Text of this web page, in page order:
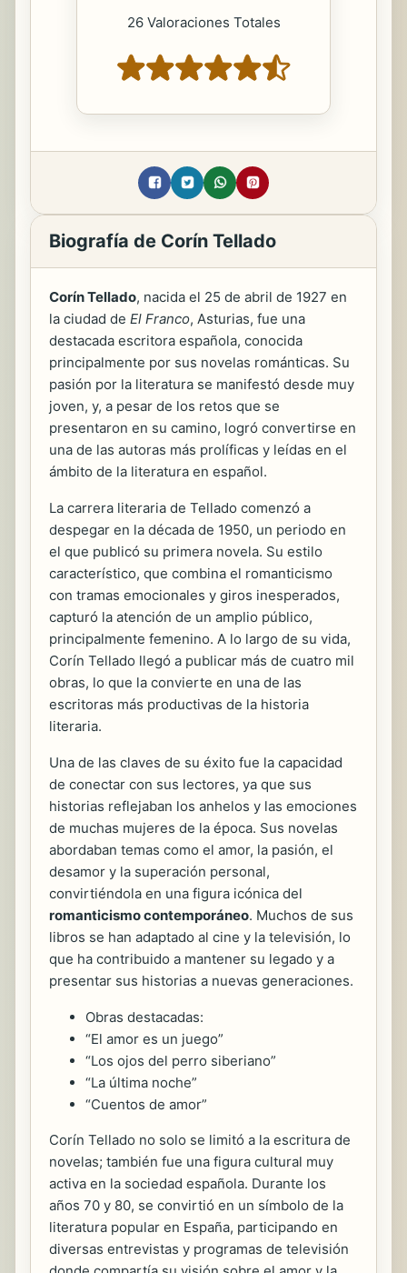
26 Valoraciones Totales
Biografía de Corín Tellado
Corín Tellado, nacida el 25 de abril de 1927 en
la ciudad de El Franco, Asturias, fue una
destacada escritora española, conocida
principalmente por sus novelas románticas. Su
pasión por la literatura se manifestó desde muy
joven, y, a pesar de los retos que se
presentaron en su camino, logró convertirse en
una de las autoras más prolíficas y leídas en el
ámbito de la literatura en español.
La carrera literaria de Tellado comenzó a
despegar en la década de 1950, un periodo en
el que publicó su primera novela. Su estilo
característico, que combina el romanticismo
con tramas emocionales y giros inesperados,
capturó la atención de un amplio público,
principalmente femenino. A lo largo de su vida,
Corín Tellado llegó a publicar más de cuatro mil
obras, lo que la convierte en una de las
escritoras más productivas de la historia
literaria.
Una de las claves de su éxito fue la capacidad
de conectar con sus lectores, ya que sus
historias reflejaban los anhelos y las emociones
de muchas mujeres de la época. Sus novelas
abordaban temas como el amor, la pasión, el
desamor y la superación personal,
convirtiéndola en una figura icónica del
romanticismo contemporáneo. Muchos de sus
libros se han adaptado al cine y la televisión, lo
que ha contribuido a mantener su legado y a
presentar sus historias a nuevas generaciones.
Obras destacadas:
“El amor es un juego”
“Los ojos del perro siberiano”
“La última noche”
“Cuentos de amor”
Corín Tellado no solo se limitó a la escritura de
novelas; también fue una figura cultural muy
activa en la sociedad española. Durante los
años 70 y 80, se convirtió en un símbolo de la
literatura popular en España, participando en
diversas entrevistas y programas de televisión